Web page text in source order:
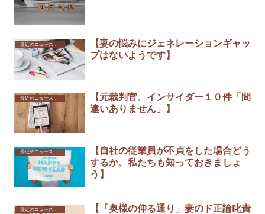
【妻の悩みにジェネレーションギャッ
プはないようです】
最近のニュースから
【元裁判官、インサイダー１０件「間
違いありません」】
最近のニュースから
【自社の従業員が不貞をした場合どう
するか、私たちも知っておきましょ
う】
最近のニュースから
【「奥様の仰る通り」妻のド正論叱責